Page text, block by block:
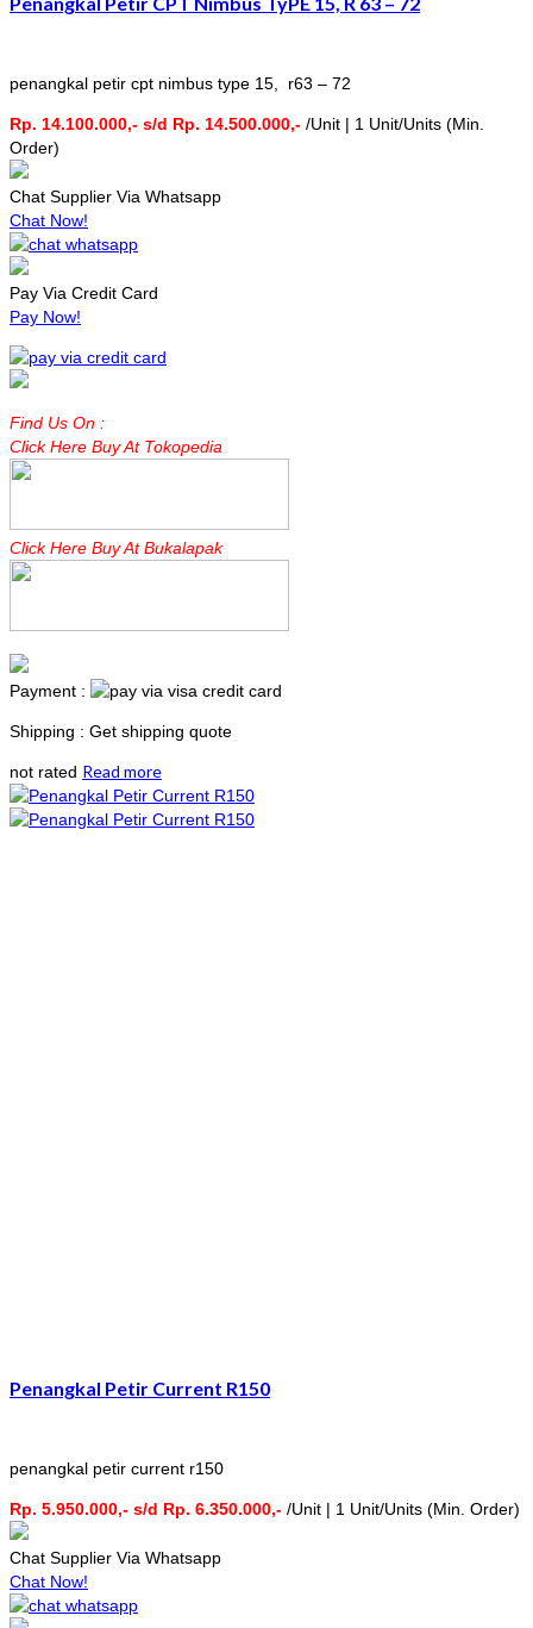
penangkal petir cpt nimbus type 15, r63 – 72
Rp. 14.100.000,- s/d Rp. 14.500.000,- /Unit | 1 Unit/Units (Min.
Order)
Chat Supplier Via Whatsapp
Chat Now!
Pay Via Credit Card
Pay Now!
Find Us On :
Click Here Buy At Tokopedia
Click Here Buy At Bukalapak
Payment :
Shipping : Get shipping quote
not rated Read more
Penangkal Petir Current R150
penangkal petir current r150
Rp. 5.950.000,- s/d Rp. 6.350.000,- /Unit | 1 Unit/Units (Min. Order)
Chat Supplier Via Whatsapp
Chat Now!